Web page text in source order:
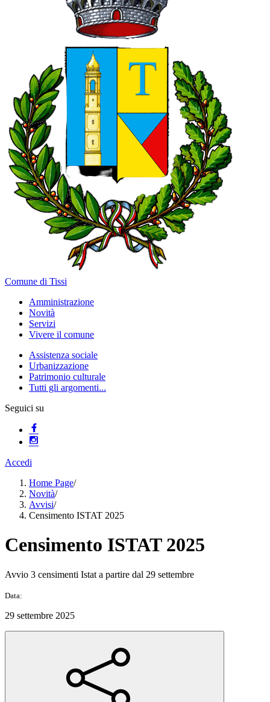
Comune di Tissi
Amministrazione
Novità
Servizi
Vivere il comune
Assistenza sociale
Urbanizzazione
Patrimonio culturale
Tutti gli argomenti...
Seguici su
Accedi
Home Page/
Novità/
Avvisi/
Censimento ISTAT 2025
Censimento ISTAT 2025
Avvio 3 censimenti Istat a partire dal 29 settembre
Data:
29 settembre 2025